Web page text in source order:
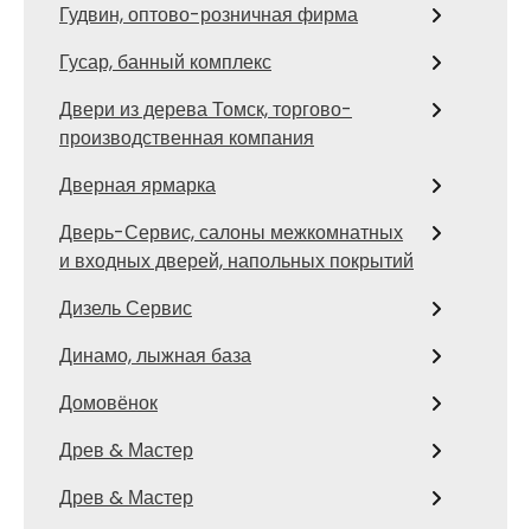
Гудвин, оптово-розничная фирма
Гусар, банный комплекс
Двери из дерева Томск, торгово-
производственная компания
Дверная ярмарка
Дверь-Сервис, салоны межкомнатных
и входных дверей, напольных покрытий
Дизель Сервис
Динамо, лыжная база
Домовёнок
Древ & Мастер
Древ & Мастер